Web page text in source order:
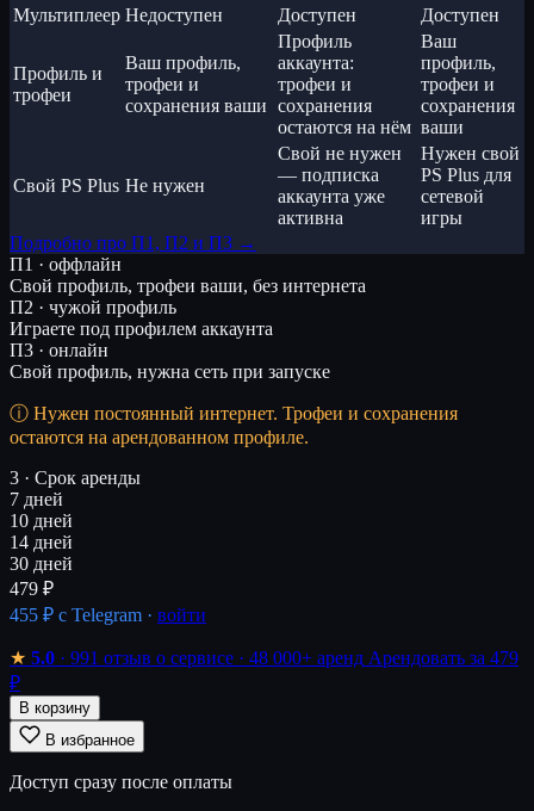
Мультиплеер Недоступен Доступен Доступен
Профиль и
трофеи
Ваш профиль,
трофеи и
сохранения ваши
Профиль
аккаунта:
трофеи и
сохранения
остаются на нём
Ваш
профиль,
трофеи и
сохранения
ваши
Свой PS Plus Не нужен
Свой не нужен
— подписка
аккаунта уже
активна
Нужен свой
PS Plus для
сетевой
игры
Подробно про П1, П2 и П3 →
П1 · оффлайн
Свой профиль, трофеи ваши, без интернета
П2 · чужой профиль
Играете под профилем аккаунта
П3 · онлайн
Свой профиль, нужна сеть при запуске
Нужен постоянный интернет. Трофеи и сохранения
остаются на арендованном профиле.
3 · Срок аренды
7 дней
10 дней
14 дней
30 дней
479 ₽
455 ₽ с Telegram · войти
★ 5.0 · 991 отзыв о сервисе · 48 000+ аренд Арендовать за 479
₽
В корзину
В избранное
Доступ сразу после оплаты